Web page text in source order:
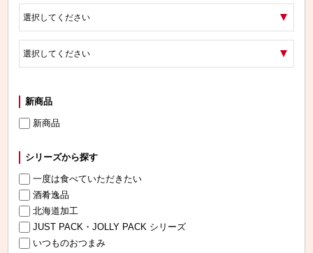
新商品
新商品
シリーズから探す
一度は食べていただきたい
酒肴逸品
北海道加工
JUST PACK・JOLLY PACK シリーズ
いつものおつまみ